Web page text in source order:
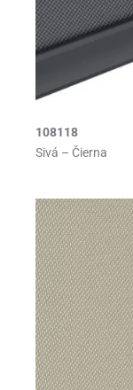
108118
Sivá – Čierna